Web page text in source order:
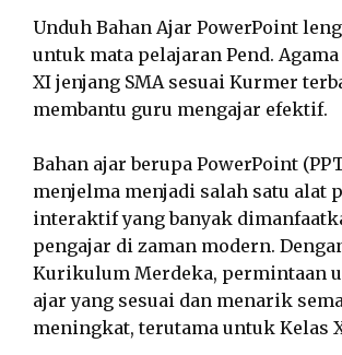
Unduh Bahan Ajar PowerPoint
untuk mata pelajaran Pend.
XI jenjang SMA sesuai Kurmer
membantu guru mengajar efektif.
Bahan ajar berupa PowerPoint
menjelma menjadi salah satu alat
interaktif yang banyak
pengajar di zaman modern.
Kurikulum Merdeka, permintaan
ajar yang sesuai dan menarik
meningkat, terutama untuk Kelas